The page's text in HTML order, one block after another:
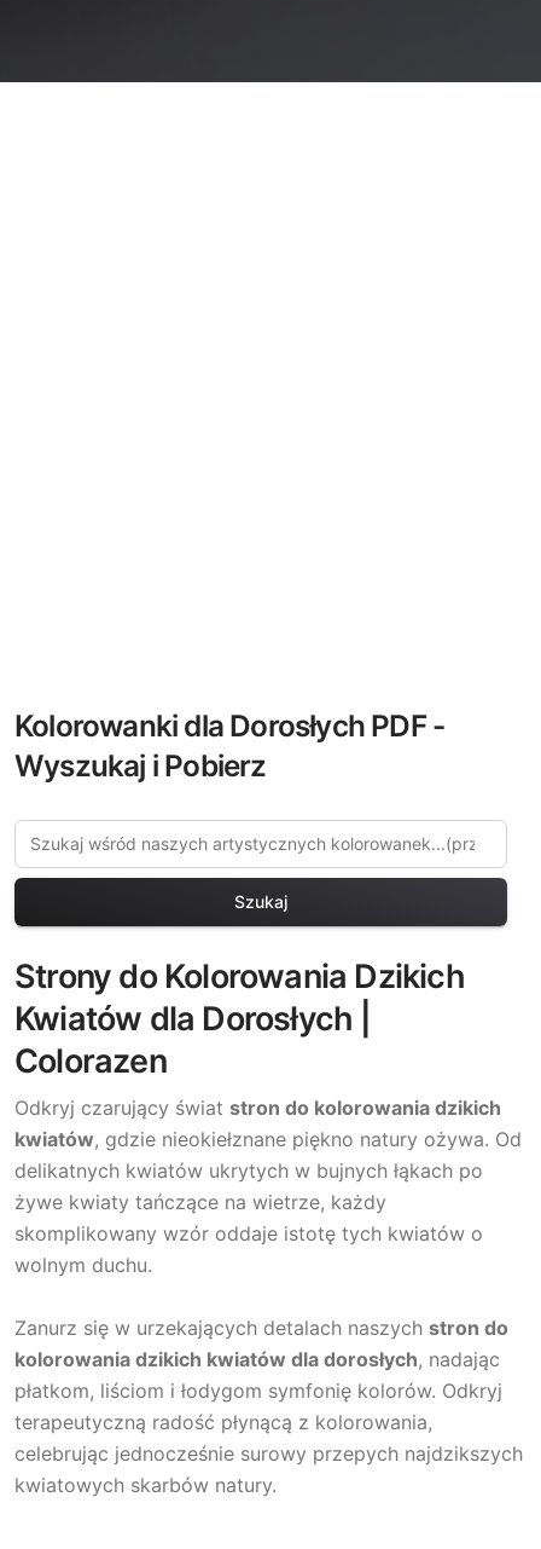
Kolorowanki dla Dorosłych PDF -
Wyszukaj i Pobierz
Szukaj
Strony do Kolorowania Dzikich
Kwiatów dla Dorosłych |
Colorazen
Odkryj czarujący świat stron do kolorowania dzikich
kwiatów, gdzie nieokiełznane piękno natury ożywa. Od
delikatnych kwiatów ukrytych w bujnych łąkach po
żywe kwiaty tańczące na wietrze, każdy
skomplikowany wzór oddaje istotę tych kwiatów o
wolnym duchu.
Zanurz się w urzekających detalach naszych stron do
kolorowania dzikich kwiatów dla dorosłych, nadając
płatkom, liściom i łodygom symfonię kolorów. Odkryj
terapeutyczną radość płynącą z kolorowania,
celebrując jednocześnie surowy przepych najdzikszych
kwiatowych skarbów natury.